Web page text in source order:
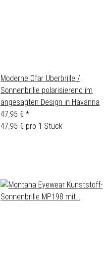
Moderne Ofar Überbrille /
Sonnenbrille polarisierend im
angesagten Design in Havanna
47,95 € *
47,95 € pro 1 Stück